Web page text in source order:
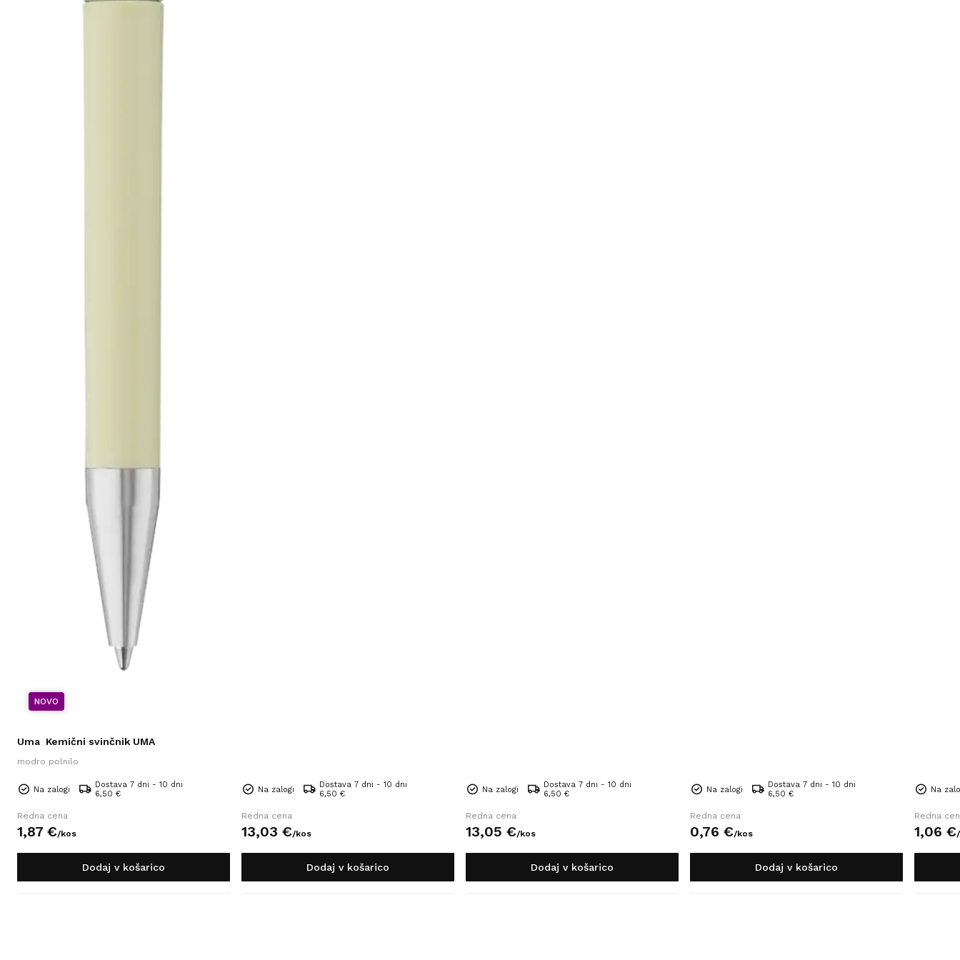
NOVO
Uma Kemični svinčnik UMA
modro polnilo
Na zalogi
Dostava 7 dni - 10 dni
6,50 €
Redna cena
1,87 €/kos
Dodaj v košarico
Na zalogi
Dostava 7 dni - 10 dni
6,50 €
Redna cena
13,03 €/kos
Dodaj v košarico
Na zalogi
Dostava 7 dni - 10 dni
6,50 €
Redna cena
13,05 €/kos
Dodaj v košarico
Na zalogi
Dostava 7 dni - 10 dni
6,50 €
Redna cena
0,76 €/kos
Dodaj v košarico
Na
Redna
1,06 €/